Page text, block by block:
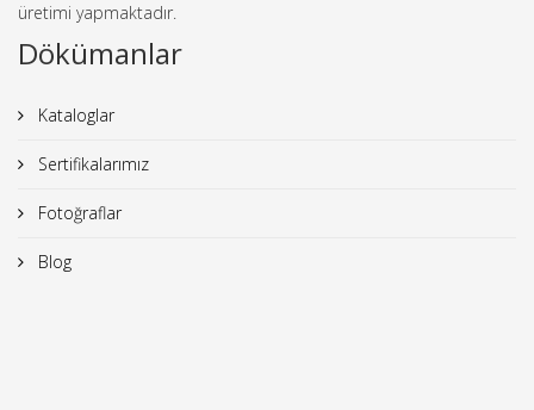
üretimi yapmaktadır.
Dökümanlar
Kataloglar
Sertifikalarımız
Fotoğraflar
Blog